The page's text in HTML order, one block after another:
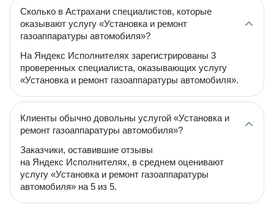
Сколько в Астрахани специалистов, которые
оказывают услугу «Установка и ремонт
газоаппаратуры автомобиля»?
На Яндекс Исполнителях зарегистрированы 3
проверенных специалиста, оказывающих услугу
«Установка и ремонт газоаппаратуры автомобиля».
Клиенты обычно довольны услугой «Установка и
ремонт газоаппаратуры автомобиля»?
Заказчики, оставившие отзывы
на Яндекс Исполнителях, в среднем оценивают
услугу «Установка и ремонт газоаппаратуры
автомобиля» на 5 из 5.